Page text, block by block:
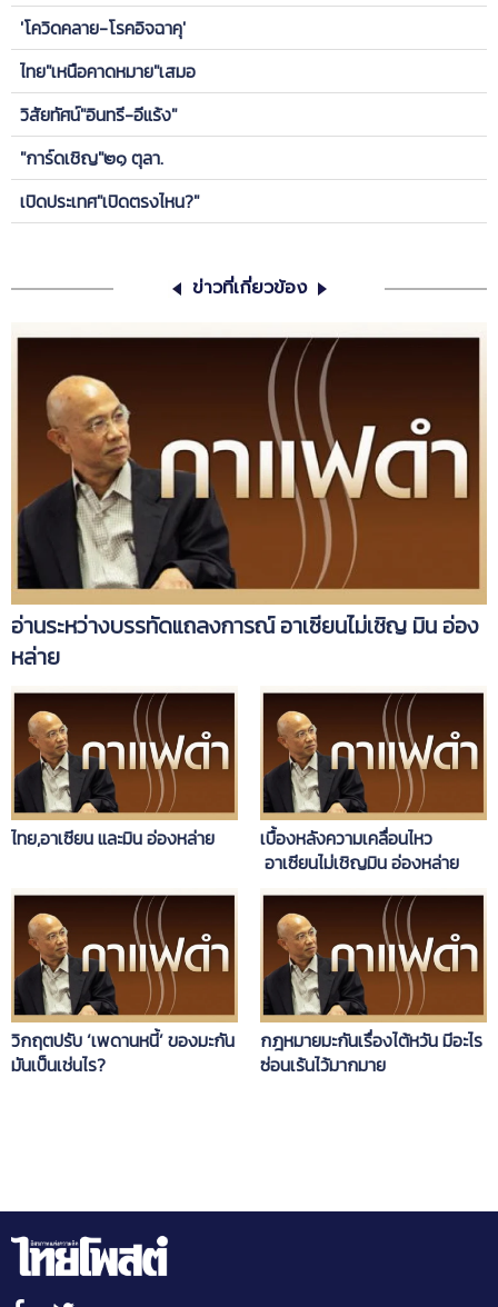
'โควิดคลาย-โรคอิจฉาคุ'
ไทย"เหนือคาดหมาย"เสมอ
วิสัยทัศน์"อินทรี-อีแร้ง"
"การ์ดเชิญ"๒๑ ตุลา.
เปิดประเทศ"เปิดตรงไหน?"
ข่าวที่เกี่ยวข้อง
อ่านระหว่างบรรทัดแถลงการณ์ อาเซียนไม่เชิญ มิน อ่อง
หล่าย
ไทย,อาเซียน และมิน อ่องหล่าย
เบื้องหลังความเคลื่อนไหว
อาเซียนไม่เชิญมิน อ่องหล่าย
วิกฤตปรับ ‘เพดานหนี้’ ของมะกัน
มันเป็นเช่นไร?
กฎหมายมะกันเรื่องไต้หวัน มีอะไร
ซ่อนเร้นไว้มากมาย